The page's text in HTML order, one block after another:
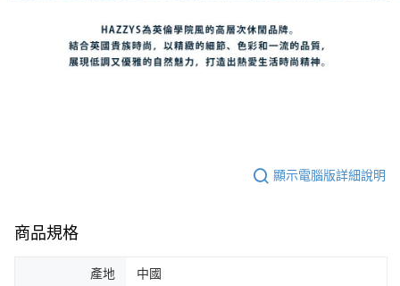
顯示電腦版詳細說明
商品規格
產地 中國